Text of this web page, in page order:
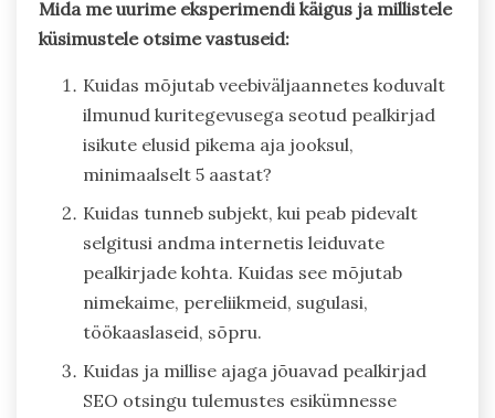
Mida me uurime eksperimendi käigus ja millistele
küsimustele otsime vastuseid:
Kuidas mõjutab veebiväljaannetes koduvalt
ilmunud kuritegevusega seotud pealkirjad
isikute elusid pikema aja jooksul,
minimaalselt 5 aastat?
Kuidas tunneb subjekt, kui peab pidevalt
selgitusi andma internetis leiduvate
pealkirjade kohta. Kuidas see mõjutab
nimekaime, pereliikmeid, sugulasi,
töökaaslaseid, sõpru.
Kuidas ja millise ajaga jõuavad pealkirjad
SEO otsingu tulemustes esikümnesse